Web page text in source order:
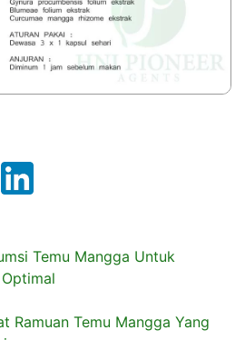
Temu Mangga Untuk
Ramuan Temu Mangga Yang